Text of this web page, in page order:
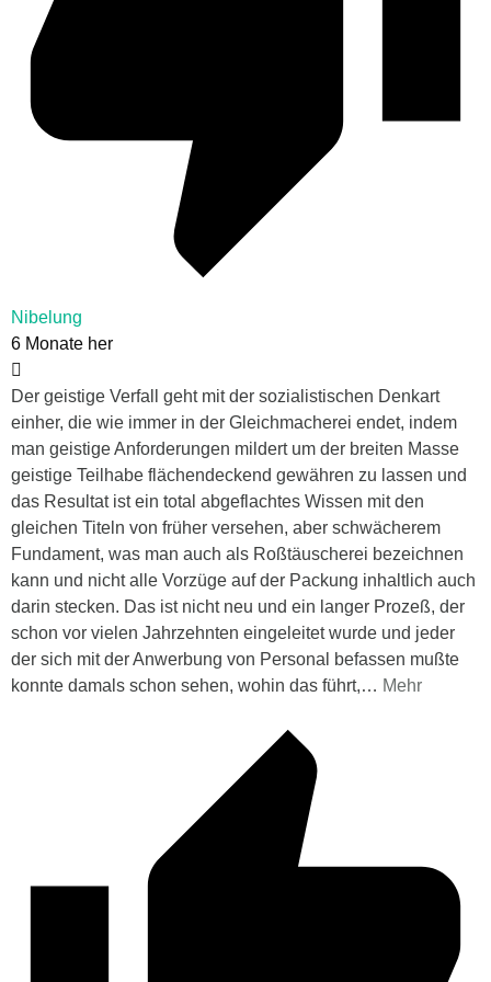
Nibelung
6 Monate her
Der geistige Verfall geht mit der sozialistischen Denkart
einher, die wie immer in der Gleichmacherei endet, indem
man geistige Anforderungen mildert um der breiten Masse
geistige Teilhabe flächendeckend gewähren zu lassen und
das Resultat ist ein total abgeflachtes Wissen mit den
gleichen Titeln von früher versehen, aber schwächerem
Fundament, was man auch als Roßtäuscherei bezeichnen
kann und nicht alle Vorzüge auf der Packung inhaltlich auch
darin stecken. Das ist nicht neu und ein langer Prozeß, der
schon vor vielen Jahrzehnten eingeleitet wurde und jeder
der sich mit der Anwerbung von Personal befassen mußte
konnte damals schon sehen, wohin das führt,… Mehr